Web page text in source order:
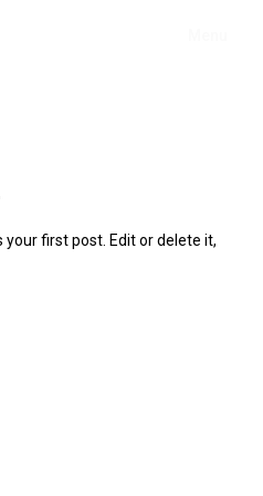
your first post. Edit or delete it,